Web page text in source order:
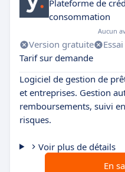
Plateforme de
consommation
Aucun
Version gratuite
Tarif sur demande
Logiciel de gestion de
et entreprises. Gestion
remboursements, suivi
risques.
Voir plus de détails
En